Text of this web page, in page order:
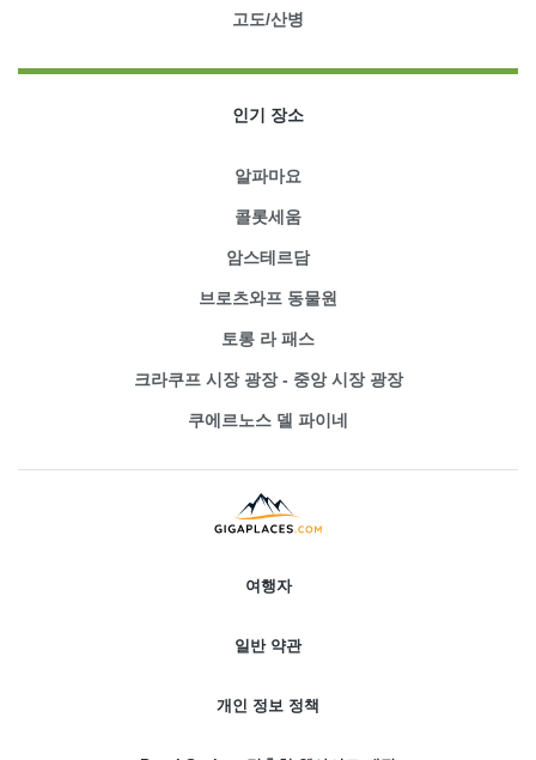
고도/산병
인기 장소
알파마요
콜롯세움
암스테르담
브로츠와프 동물원
토롱 라 패스
크라쿠프 시장 광장 - 중앙 시장 광장
쿠에르노스 델 파이네
여행자
일반 약관
개인 정보 정책